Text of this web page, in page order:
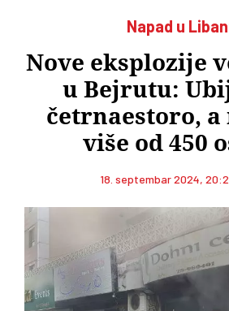
Napad u
Nove eksplozije
u Bejrutu:
četrnaestoro, a
više od 450
18. septembar 2024,